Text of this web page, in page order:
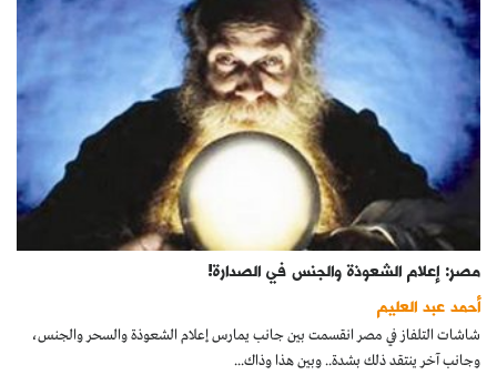
مصر: إعلام الشعوذة والجنس في الصدارة!
أحمد عبد العليم
شاشات التلفاز في مصر انقسمت بين جانب يمارس إعلام الشعوذة والسحر والجنس،
وجانب آخر ينتقد ذلك بشدة.. وبين هذا وذاك...